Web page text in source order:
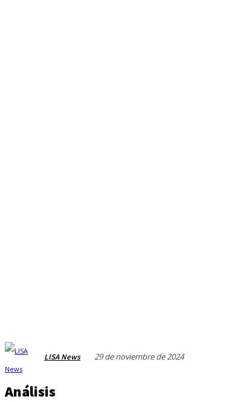
LISA News 29 de noviembre de 2024
Análisis